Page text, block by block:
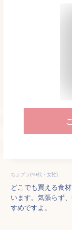
ちょプラ(40代・女性)
どこでも買える食
います。気張らず
すめですよ。